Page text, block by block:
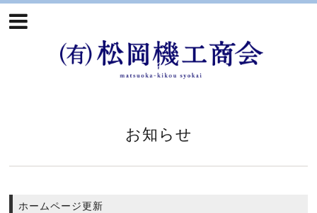
お知らせ
ホームページ更新